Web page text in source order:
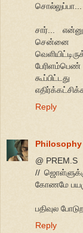
சார்...
சென்னை
Reply
Philosophy
@ PREM.S
//
கோணமே
பதிவுல
Reply